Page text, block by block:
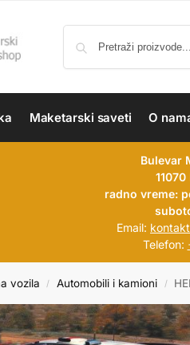
Maketarski saveti O
Bulevar
11070
radno vreme:
Email:
Telefon:
vozila / Automobili i kamioni /